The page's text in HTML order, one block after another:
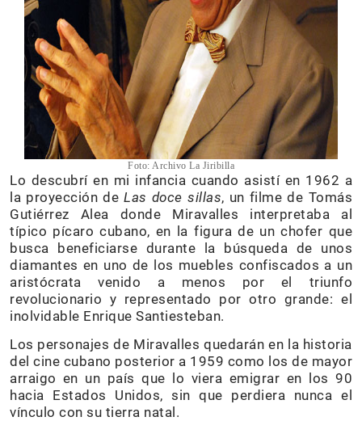
Foto: Archivo La Jiribilla
Lo descubrí en mi infancia cuando asistí en 1962 a
la proyección deLas doce sillas, un filme de Tomás
Gutiérrez Alea donde Miravalles interpretaba al
típico pícaro cubano, en la figura de un chofer que
busca beneficiarse durante la búsqueda de unos
diamantes en uno de los muebles confiscados a un
aristócrata venido a menos por el triunfo
revolucionario y representado por otro grande: el
inolvidable Enrique Santiesteban.
Los personajes de Miravalles quedarán en la historia
del cine cubano posterior a 1959 como los de mayor
arraigo en un país que lo viera emigrar en los 90
hacia Estados Unidos, sin que perdiera nunca el
vínculo con su tierra natal.